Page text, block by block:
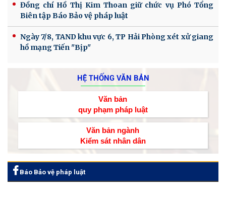
Đồng chí Hồ Thị Kim Thoan giữ chức vụ Phó Tổng
Biên tập Báo Bảo vệ pháp luật
Ngày 7/8, TAND khu vực 6, TP Hải Phòng xét xử giang
hồ mạng Tiến "Bịp"
HỆ THỐNG VĂN BẢN
Văn bản
quy phạm pháp luật
Văn bản ngành
Kiểm sát nhân dân
Báo Bảo vệ pháp luật